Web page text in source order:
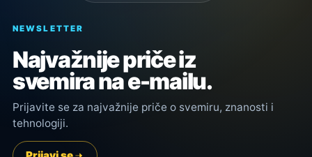
NEWSLETTER
Najvažnije priče iz
svemira na e-mailu.
Prijavite se za najvažnije priče o svemiru, znanosti i
tehnologiji.